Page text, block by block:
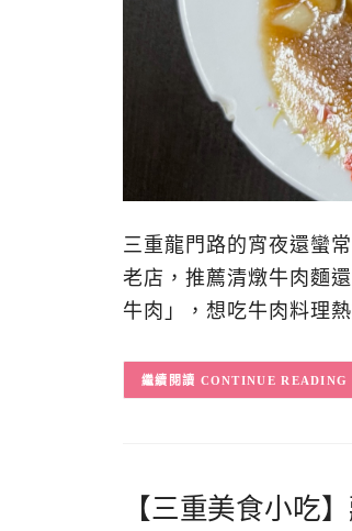
三重龍門路的宵夜還蠻
老店，推薦清燉牛肉麵
牛肉」，想吃牛肉料理
CONTINUE READING
【三重美食小吃